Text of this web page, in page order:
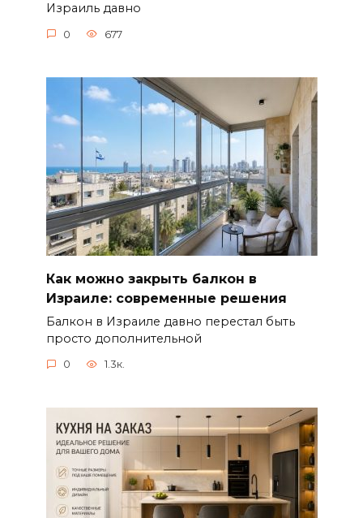
Израиль давно
0 677
Как можно закрыть балкон в
Израиле: современные решения
Балкон в Израиле давно перестал быть
просто дополнительной
0 1.3к.